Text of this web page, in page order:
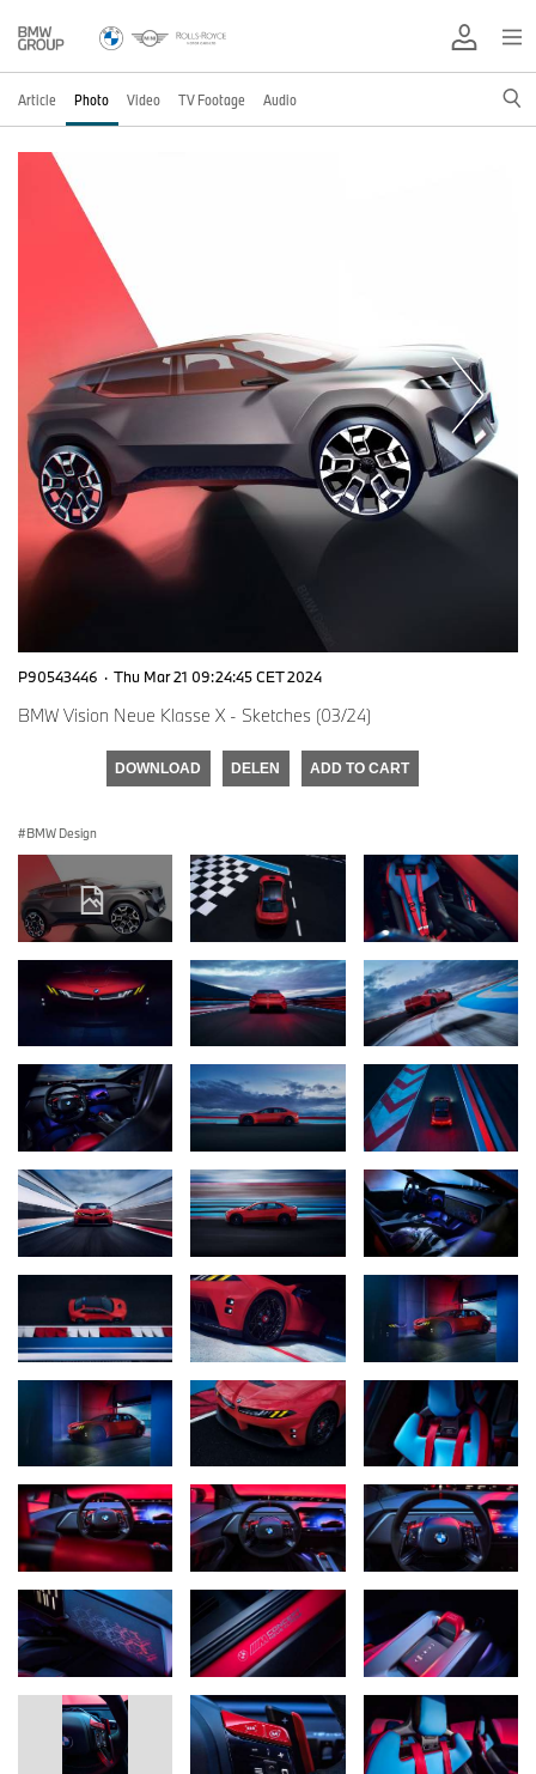
Article Photo Video TV Footage Audio
P90543446 · Thu Mar 21 09:24:45 CET 2024
BMW Vision Neue Klasse X - Sketches (03/24)
DOWNLOAD DELEN ADD TO CART
BMW Design